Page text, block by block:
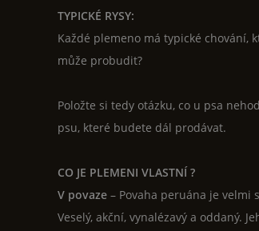
TYPICKÉ RYSY:
Každé plemeno má typické chování,
může probudit?
Položte si tedy otázku, co u psa
psu, které budete dál prodávat.
CO JE PLEMENI VLASTNÍ ?
V povaze – Povaha peruána je velmi
Veselý, akční, vynalézavý a oddaný.